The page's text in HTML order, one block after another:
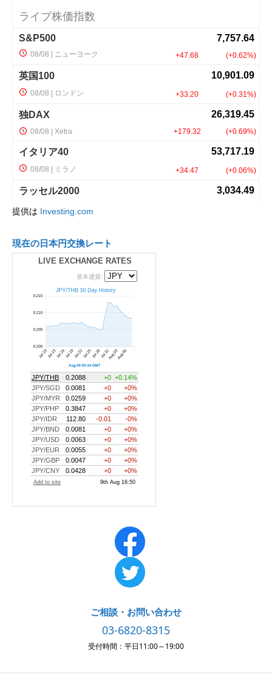
提供は Investing.com
現在の日本円交換レート
LIVE EXCHANGE RATES
ご相談・お問い合わせ
03-6820-8315
受付時間：平日11:00～19:00